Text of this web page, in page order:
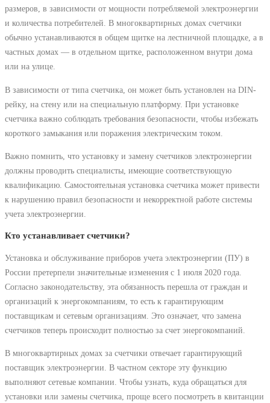
размеров, в зависимости от мощности потребляемой электроэнергии
и количества потребителей. В многоквартирных домах счетчики
обычно устанавливаются в общем щитке на лестничной площадке, а в
частных домах — в отдельном щитке, расположенном внутри дома
или на улице.
В зависимости от типа счетчика, он может быть установлен на DIN-
рейку, на стену или на специальную платформу. При установке
счетчика важно соблюдать требования безопасности, чтобы избежать
короткого замыкания или поражения электрическим током.
Важно помнить, что установку и замену счетчиков электроэнергии
должны проводить специалисты, имеющие соответствующую
квалификацию. Самостоятельная установка счетчика может привести
к нарушению правил безопасности и некорректной работе системы
учета электроэнергии.
Кто устанавливает счетчики?
Установка и обслуживание приборов учета электроэнергии (ПУ) в
России претерпели значительные изменения с 1 июля 2020 года.
Согласно законодательству, эта обязанность перешла от граждан и
организаций к энергокомпаниям, то есть к гарантирующим
поставщикам и сетевым организациям. Это означает, что замена
счетчиков теперь происходит полностью за счет энергокомпаний.
В многоквартирных домах за счетчики отвечает гарантирующий
поставщик электроэнергии. В частном секторе эту функцию
выполняют сетевые компании. Чтобы узнать, куда обращаться для
установки или замены счетчика, проще всего посмотреть в квитанции